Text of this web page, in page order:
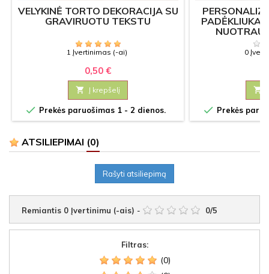
VELYKINĖ TORTO DEKORACIJA SU
GRAVIRUOTU TEKSTU
1 Įvertinimas (-ai)
0,50 €
 Į krepšelį
 Prekės paruošimas 1 - 2 dienos.
0

 Prekės
ATSILIEPIMAI (0)
Rašyti atsiliepimą
Remiantis 0 Įvertinimu (-ais) - 0/5
Filtras:
(0)